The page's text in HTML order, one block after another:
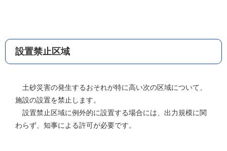
設置禁止区域
土砂災害の発生するおそれが特に高い次の区域について、
施設の設置を禁止します。
設置禁止区域に例外的に設置する場合には、出力規模に関
わらず、知事による許可が必要です。